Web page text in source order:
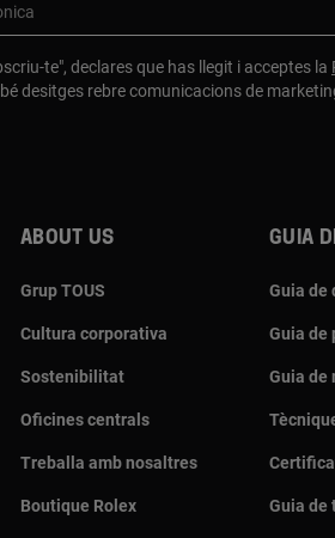
te", declares que has llegit i acceptes la
desitges rebre comunicacions de
About us
Grup TOUS
Cultura corporativa
Sostenibilitat
Oficines centrals
Treballa amb nosaltres
Boutique Rolex
Guia
Guia de
Guia de
Guia de
Guia de